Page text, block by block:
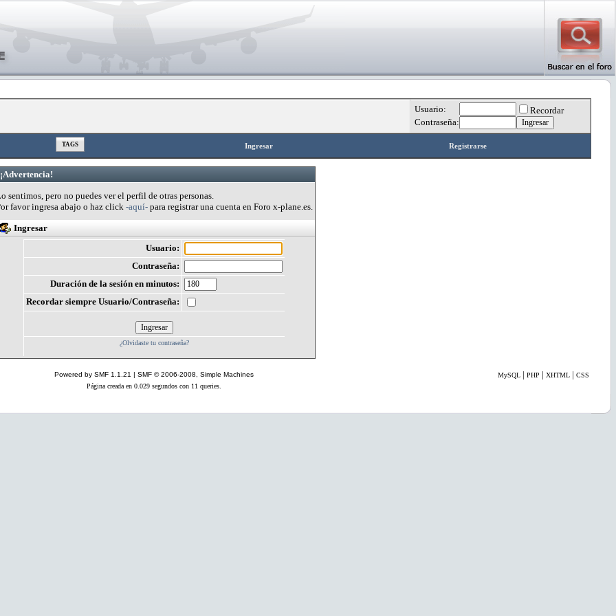
Usuario:
Recordar
Contraseña:
TAGS Ingresar Registrarse
¡Advertencia!
sentimos, pero no puedes ver el perfil de otras personas.
favor ingresa abajo o haz click -aquí-para registrar una cuenta en Foro x-plane.es.
Ingresar
Usuario:
Contraseña:
Duración de la sesión en minutos:
Recordar siempre Usuario/Contraseña:
¿Olvidaste tu contraseña?
Powered by SMF 1.1.21 | SMF © 2006-2008, Simple Machines MySQL | PHP | XHTML | CSS
Página creada en 0.029 segundos con 11 queries.